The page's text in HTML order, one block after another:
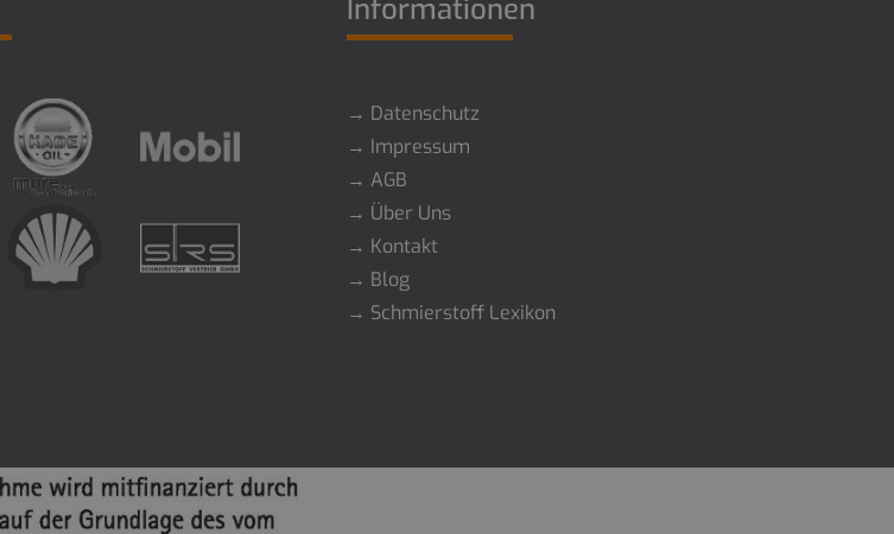
Informationen
Datenschutz
Impressum
AGB
Über Uns
Kontakt
Blog
Schmierstoff Lexikon